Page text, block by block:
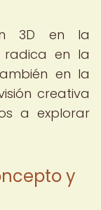
3D en la
radica en la
en la
creativa
a explorar
y